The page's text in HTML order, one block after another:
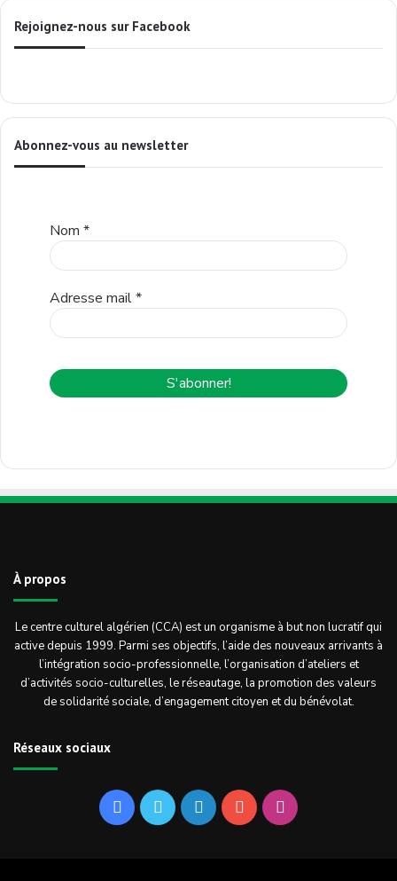
Rejoignez-nous sur Facebook
Abonnez-vous au newsletter
Nom *
Adresse mail*
À propos
Le centre culturel algérien (CCA) est un organisme à but non lucratif qui
active depuis 1999. Parmi ses objectifs, l’aide des nouveaux arrivants à
l’intégration socio-professionnelle, l’organisation d’ateliers et
d’activités socio-culturelles, le réseautage, la promotion des valeurs
de solidarité sociale, d’engagement citoyen et du bénévolat.
Réseaux sociaux
FacebookTwitterLinkedinYouTubeInstagram